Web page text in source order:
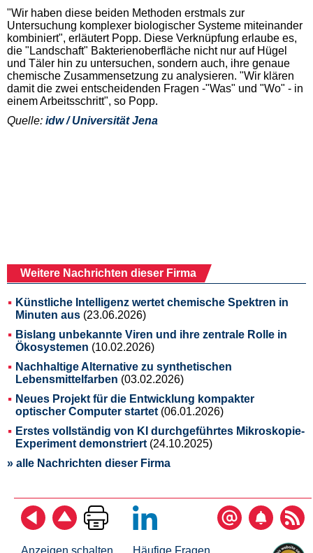
"Wir haben diese beiden Methoden erstmals zur
Untersuchung komplexer biologischer Systeme miteinander
kombiniert", erläutert Popp. Diese Verknüpfung erlaube es,
die "Landschaft" Bakterienoberfläche nicht nur auf Hügel
und Täler hin zu untersuchen, sondern auch, ihre genaue
chemische Zusammensetzung zu analysieren. "Wir klären
damit die zwei entscheidenden Fragen -"Was" und "Wo" - in
einem Arbeitsschritt", so Popp.
Quelle: idw / Universität Jena
Weitere Nachrichten dieser Firma
Künstliche Intelligenz wertet chemische Spektren in
Minuten aus (23.06.2026)
Bislang unbekannte Viren und ihre zentrale Rolle in
Ökosystemen (10.02.2026)
Nachhaltige Alternative zu synthetischen
Lebensmittelfarben (03.02.2026)
Neues Projekt für die Entwicklung kompakter
optischer Computer startet (06.01.2026)
Erstes vollständig von KI durchgeführtes Mikroskopie-
Experiment demonstriert (24.10.2025)
» alle Nachrichten dieser Firma
Anzeigen schalten Häufige Fragen